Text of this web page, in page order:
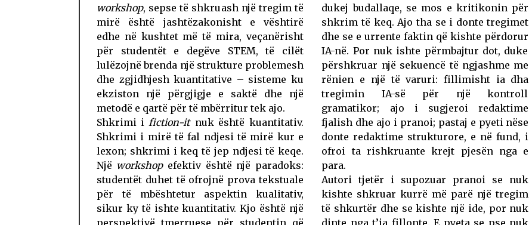
workshop, sepse të shkruash një tregim të
mirë është jashtëzakonisht e vështirë
edhe në kushtet më të mira, veçanërisht
për studentët e degëve STEM, të cilët
lulëzojnë brenda një strukture problemesh
dhe zgjidhjesh kuantitative – sisteme ku
ekziston një përgjigje e saktë dhe një
metodë e qartë për të mbërritur tek ajo.
Shkrimi i fiction-itnuk është kuantitativ.
Shkrimi i mirë të fal ndjesi të mirë kur e
lexon; shkrimi i keq të jep ndjesi të keqe.
Një workshopefektiv është një paradoks:
studentët duhet të ofrojnë prova tekstuale
për të mbështetur aspektin kualitativ,
sikur ky të ishte kuantitativ. Kjo është një
perspektivë tmerruese për studentin që
dukej budallaqe, se mos e kritikonin për
shkrim të keq. Ajo tha se i donte tregimet
dhe se e urrente faktin që kishte përdorur
IA-në. Por nuk ishte përmbajtur dot, duke
përshkruar një sekuencë të ngjashme me
rënien e një të varuri: fillimisht ia dha
tregimin IA-së për një kontroll
gramatikor; ajo i sugjeroi redaktime
fjalish dhe ajo i pranoi; pastaj e pyeti nëse
donte redaktime strukturore, e në fund, i
ofroi ta rishkruante krejt pjesën nga e
para.
Autori tjetër i supozuar pranoi se nuk
kishte shkruar kurrë më parë një tregim
të shkurtër dhe se kishte një ide, por nuk
dinte nga t’ia fillonte. E pyeta se pse nuk